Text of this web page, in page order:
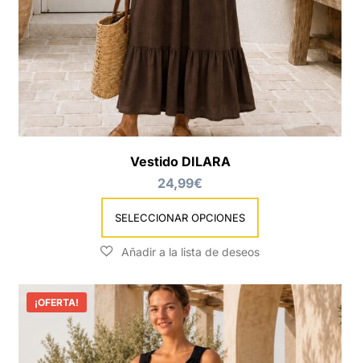
Vestido DILARA
24,99€
SELECCIONAR OPCIONES
¡OFERTA!